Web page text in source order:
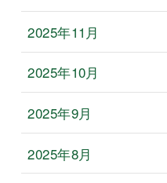
2025年11月
2025年10月
2025年9月
2025年8月